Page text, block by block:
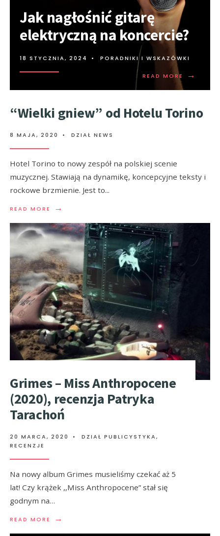
Jak nagłośnić gitarę
elektryczną na koncercie?
18 STYCZNIA, 2024 • PORADNIKI I WSKAZÓWKI
READ MORE →
“Wielki gniew” od Hotelu Torino
8 MAJA, 2020 • DZIAŁ NEWS
Hotel Torino to nowy zespół na polskiej scenie
muzycznej. Stawiają na dynamikę, koncepcyjne teksty i
rockowe brzmienie. Jest to...
READ MORE →
Grimes – Miss Anthropocene
(2020), recenzja Patryka
Tarachoń
20 MARCA, 2020 • DZIAŁ PUBLICYSTYKA,
RECENZJE
Na nowy album Grimes musieliśmy czekać aż 5
lat! Czy krążek ,,Miss Anthropocene” stał się
godnym na…
READ MORE →